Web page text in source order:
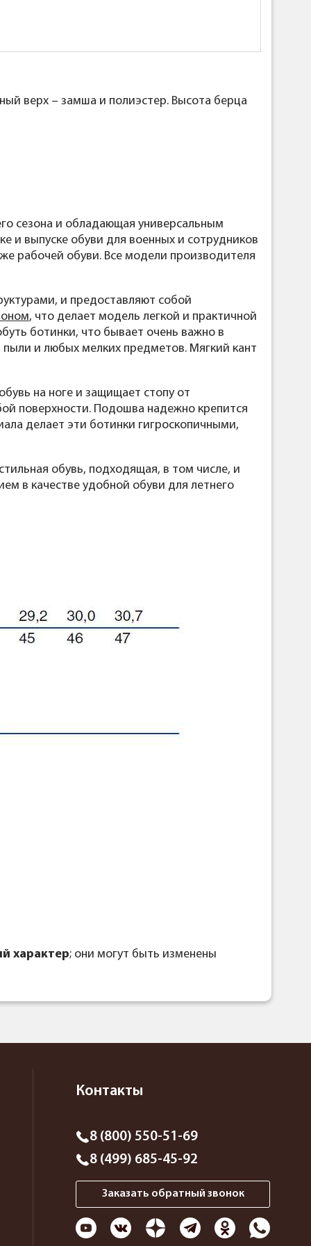
верх – замша и полиэстер. Высота берца
сезона и обладающая универсальным
и выпуске обуви для военных и сотрудников
рабочей обуви. Все модели производителя
и предоставляют собой
, что делает модель легкой и практичной
ботинки, что бывает очень важно в
пыли и любых мелких предметов. Мягкий кант
на ноге и защищает стопу от
поверхности. Подошва надежно крепится
делает эти ботинки гигроскопичными,
обувь, подходящая, в том числе, и
в качестве удобной обуви для летнего
характер; они могут быть изменены
Контакты
8 (800) 550-51-69
8 (499) 685-45-92
Заказать обратный звонок